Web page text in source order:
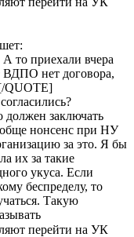
А то приехали вчера
ВДПО нет договора,
QUOTE]
заключать
нонсенс при НУ
за это. Я бы
их за такие
укуса. Если
беспределу, то
Такую
перейти на УК